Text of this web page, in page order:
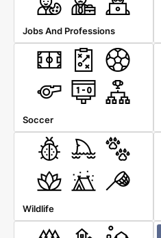
Jobs And Professions
Soccer
Wildlife